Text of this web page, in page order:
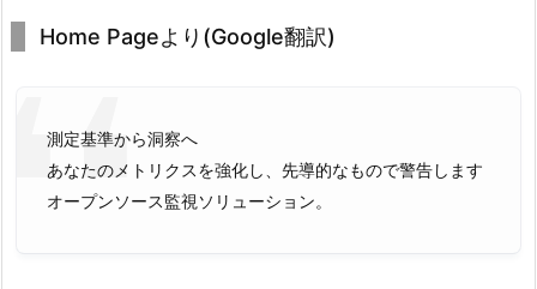
Home Pageより(Google翻訳)
測定基準から洞察へ
あなたのメトリクスを強化し、先導的なもので警告します
オープンソース監視ソリューション。